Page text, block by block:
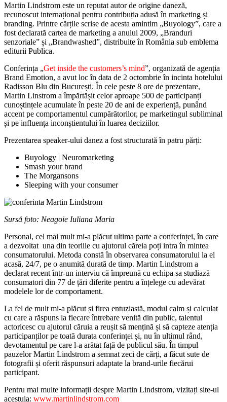
Martin Lindstrom este un reputat autor de origine daneză,
recunoscut internațional pentru contribuția adusă în marketing și
branding. Printre cărțile scrise de acesta amintim „Buyology”, care a
fost declarată cartea de marketing a anului 2009, „Branduri
senzoriale” și „Brandwashed”, distribuite în România sub emblema
editurii Publica.
Conferința „Get inside the customers’s mind”, organizată de agenția
Brand Emotion, a avut loc în data de 2 octombrie în incinta hotelului
Radisson Blu din București. În cele peste 8 ore de prezentare,
Martin Linstrom a împărtășit celor aproape 500 de participanți
cunoștințele acumulate în peste 20 de ani de experiență, punând
accent pe comportamentul cumpărătorilor, pe marketingul subliminal
și pe influența inconștientului în luarea deciziilor.
Prezentarea speaker-ului danez a fost structurată în patru părți:
Buyology | Neuromarketing
Smash your brand
The Morgansons
Sleeping with your consumer
Sursă foto: Neagoie Iuliana Maria
Personal, cel mai mult mi-a plăcut ultima parte a conferinței, în care
a dezvoltat una din teoriile cu ajutorul căreia poți intra în mintea
consumatorului. Metoda constă în observarea consumatorului la el
acasă, 24/7, pe o anumită durată de timp. Martin Lindstrom a
declarat recent într-un interviu că împreună cu echipa sa studiază
consumatori din 77 de țări diferite pentru a înțelege cu adevărat
modelele lor de comportament.
La fel de mult mi-a plăcut și firea entuziastă, modul calm și calculat
cu care a răspuns la fiecare întrebare venită din public, talentul
actoricesc cu ajutorul căruia a reușit să mențină și să capteze atenția
participanților pe toată durata conferinței și, nu în ultimul rând,
devotamentul pe care l-a arătat față de publicul său. În timpul
pauzelor Martin Lindstrom a semnat zeci de cărți, a făcut sute de
fotografii și oferit răspunsuri adaptate la brand-urile fiecărui
participant.
Pentru mai multe informații despre Martin Lindstrom, vizitați site-ul
acestuia: www.martinlindstrom.com